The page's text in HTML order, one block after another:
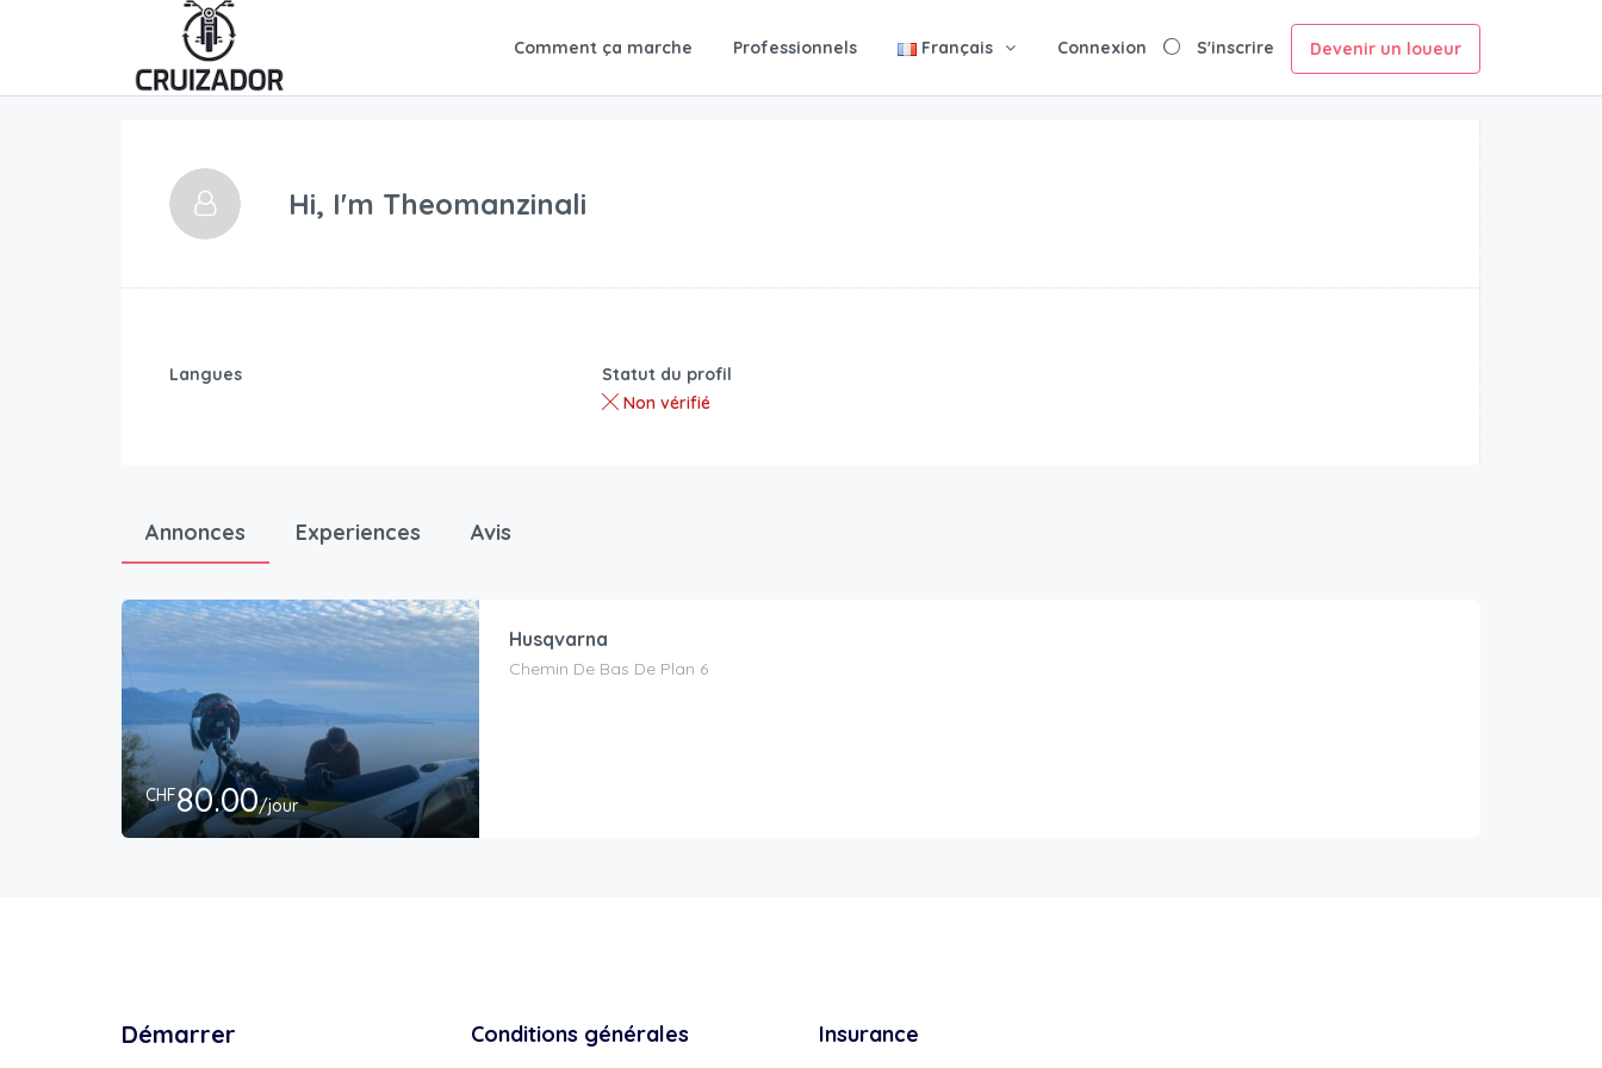
Comment ça marche Professionnels Français Connexion S'inscrire Devenir un loueur
Hi, I'm Theomanzinali
Langues
Statut du profil
Non vérifié
Annonces Experiences Avis
CHF80.00/jour
Husqvarna
Chemin De Bas De Plan 6
Démarrer Conditions générales Insurance